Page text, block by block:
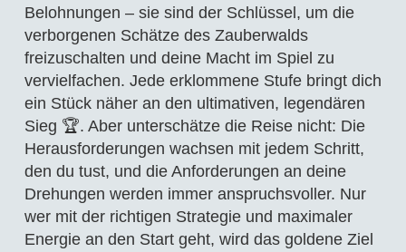
Belohnungen – sie sind der Schlüssel, um die
verborgenen Schätze des Zauberwalds
freizuschalten und deine Macht im Spiel zu
vervielfachen. Jede erklommene Stufe bringt dich
ein Stück näher an den ultimativen, legendären
Sieg 🏆. Aber unterschätze die Reise nicht: Die
Herausforderungen wachsen mit jedem Schritt,
den du tust, und die Anforderungen an deine
Drehungen werden immer anspruchsvoller. Nur
wer mit der richtigen Strategie und maximaler
Energie an den Start geht, wird das goldene Ziel